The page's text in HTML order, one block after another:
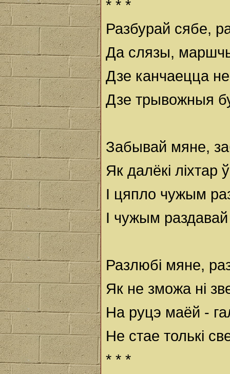
* * *
Разбурай сябе,
Да слязы,
Дзе канчаецца
Дзе трывожныя
Забывай мяне,
Як далёкі ліхтар
І цяпло чужым
І чужым
Разлюбі мяне,
Як не зможа ні
На руцэ маёй -
Не стае толькі
* * *